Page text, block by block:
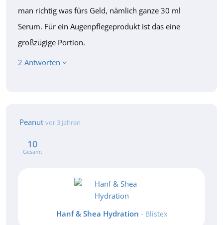
man richtig was fürs Geld, nämlich ganze 30 ml
Serum. Für ein Augenpflegeprodukt ist das eine
großzügige Portion.
2 Antworten
Peanut vor 3 Jahren
10
Gesamt
Hanf & Shea Hydration - Blistex